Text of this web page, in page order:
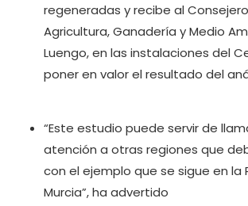
regeneradas y recibe al
Agricultura, Ganadería y Medio
Luengo, en las instalaciones del
poner en valor el resultado del
“Este estudio puede servir de
atención a otras regiones que
con el ejemplo que se sigue en la
Murcia”, ha advertido